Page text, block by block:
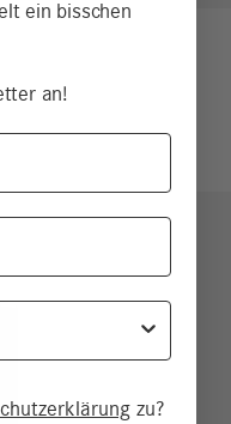
ein bisschen
an!
zu?